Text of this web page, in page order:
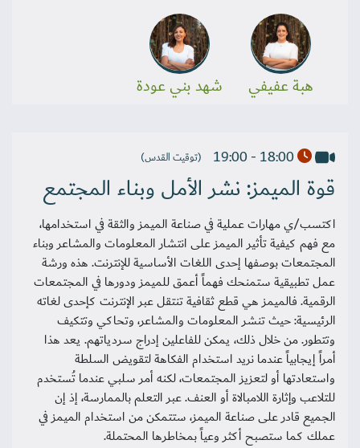
هبة عفيفي شهد بني عودة
18:00 - 19:00 (توقيت القدس)
قوة الميمز: نشر الأمل وبناء المجتمع
اكتسب/ي مهارات عملية في صناعة الميمز والثقة في استخدامها،
مع فهم كيفية تأثير الميمز على انتشار المعلومات والمشاعر وبناء
المجتمعات بوصفها إحدى اللغات الأساسية للإنترنت. هذه ورشة
عمل تطبيقية ستمنحك فهماً أعمق للميمز ودورها في المجتمعات
الرقمية. فالميمز هي قطع ثقافية تنتقل عبر الإنترنت كإحدى لغاته
الرئيسية: حيث تنشر المعلومات والمشاعر، وتحاكي وتتكيف
وتتطور. من خلال ذلك، يمكن للفاعلين إدراج سردياتهم. يعد هذا
أمراً إيجابياً عندما نريد استخدام الفكاهة لتقويض السلطة
واستعادتها أو لتعزيز المجتمعات، لكنه أمر سلبي عندما تُستخدم
للتلاعب وإثارة اللامبالاة أو العنف. عبر التعلم بالممارسة، إذ إن
الجميع قادر على صناعة الميمز، ستتمكن من استخدام الميمز في
عملك كما ستصبح أكثر وعياً بمخاطرها المحتملة.